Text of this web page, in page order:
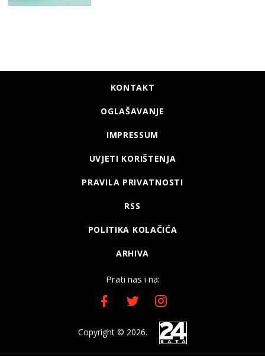
KONTAKT
OGLAŠAVANJE
IMPRESSUM
UVJETI KORIŠTENJA
PRAVILA PRIVATNOSTI
RSS
POLITIKA KOLAČIĆA
ARHIVA
Prati nas i na:
Copyright © 2026.